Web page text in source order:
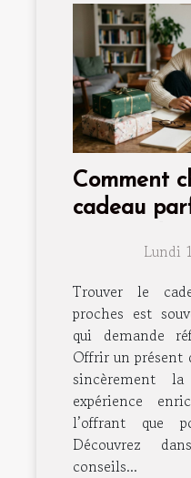
Comment
cadeau
Lundi
Trouver le
proches est
qui demande
Offrir un présent
sincèrement
expérience
l’offrant que
Découvrez
conseils...